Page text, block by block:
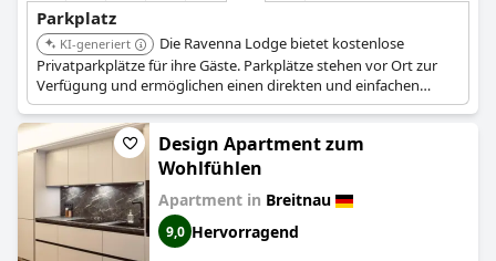
Parkplatz
KI-generiert
Die Ravenna Lodge bietet kostenlose
Privatparkplätze für ihre Gäste. Parkplätze stehen vor Ort zur
Verfügung und ermöglichen einen direkten und einfachen
Zugang zur Unterkunft.
Design Apartment zum
Wohlfühlen
Apartment in Breitnau
9,0 Hervorragend